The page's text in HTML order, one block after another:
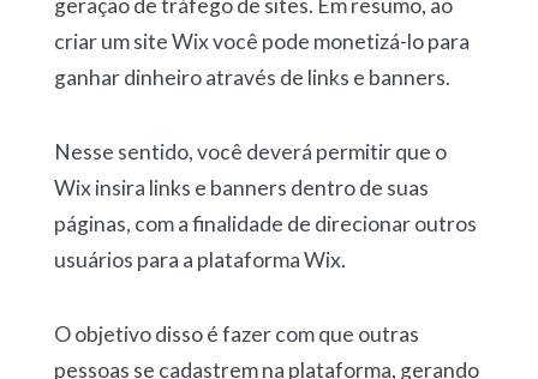
criar um site Wix você pode monetizá-lo para
ganhar dinheiro através de links e banners.
Nesse sentido, você deverá permitir que o
Wix insira links e banners dentro de suas
páginas, com a finalidade de direcionar outros
usuários para a plataforma Wix.
O objetivo disso é fazer com que outras
pessoas se cadastrem na plataforma, gerando